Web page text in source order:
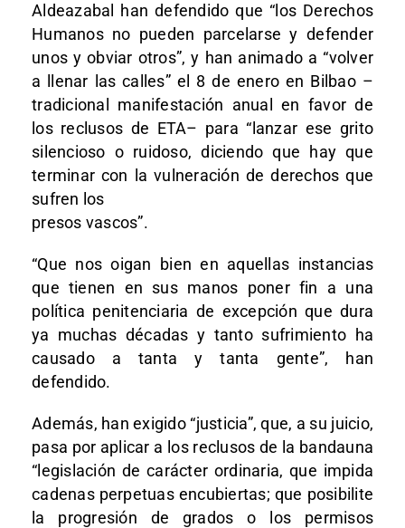
Aldeazabal han defendido que “los Derechos
Humanos no pueden parcelarse y defender
unos y obviar otros”, y han animado a “volver
a llenar las calles” el 8 de enero en Bilbao –
tradicional manifestación anual en favor de
los reclusos de ETA– para “lanzar ese grito
silencioso o ruidoso, diciendo que hay que
terminar con la vulneración de derechos que
sufren los
presos vascos”.
“Que nos oigan bien en aquellas instancias
que tienen en sus manos poner fin a una
política penitenciaria de excepción que dura
ya muchas décadas y tanto sufrimiento ha
causado a tanta y tanta gente”, han
defendido.
Además, han exigido “justicia”, que, a su juicio,
pasa por aplicar a los reclusos de la bandauna
“legislación de carácter ordinaria, que impida
cadenas perpetuas encubiertas; que posibilite
la progresión de grados o los permisos